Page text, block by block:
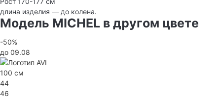
длина изделия — до колена.
Модель MICHEL в другом цвете
-50%
до 09.08
100 см
44
46